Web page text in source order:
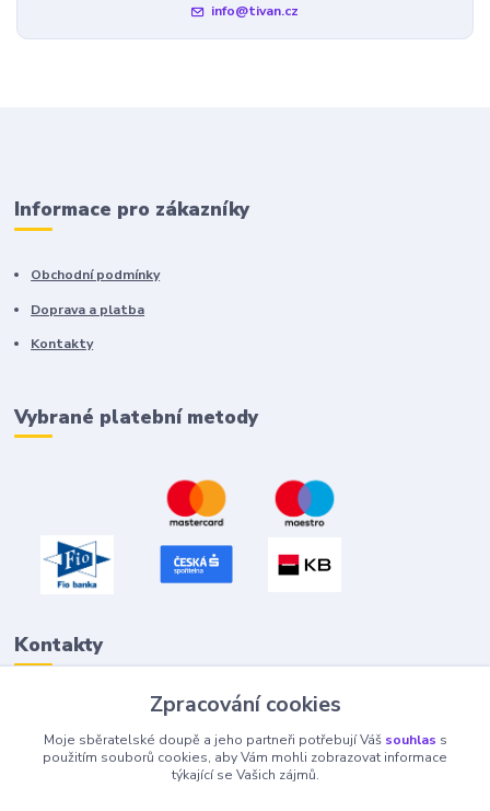
info@tivan.cz
Informace pro zákazníky
Obchodní podmínky
Doprava a platba
Kontakty
Vybrané platební metody
Kontakty
info@tivan.cz
Zpracování cookies
Moje sběratelské doupě a jeho partneři potřebují Váš souhlas s
použitím souborů cookies, aby Vám mohli zobrazovat informace
týkající se Vašich zájmů.